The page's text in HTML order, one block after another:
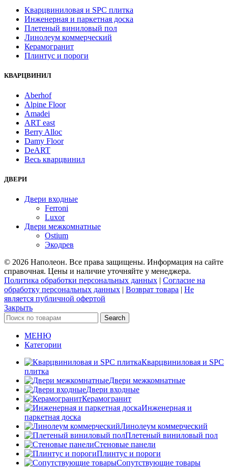
Кварцвиниловая и SPC плитка
Инженерная и паркетная доска
Плетеный виниловый пол
Линолеум коммерческий
Керамогранит
Плинтус и пороги
КВАРЦВИНИЛ
Aberhof
Alpine Floor
Amadei
ART east
Berry Alloc
Damy Floor
DeART
Весь кварцвинил
ДВЕРИ
Двери входные
Ferroni
Luxor
Двери межкомнатные
Ostium
Экодрев
© 2026 Наполеон. Все права защищены. Информация на сайте
справочная. Цены и наличие уточняйте у менеджера.
Политика обработки персональных данных
Согласие на
обработку персональных данных
Возврат товара
Не
является публичной офертой
Закрыть
Search
МЕНЮ
Категории
Кварцвиниловая и SPC
плитка
Двери межкомнатные
Двери входные
Керамогранит
Инженерная и
паркетная доска
Линолеум коммерческий
Плетеный виниловый пол
Стеновые панели
Плинтус и пороги
Сопутствующие товары